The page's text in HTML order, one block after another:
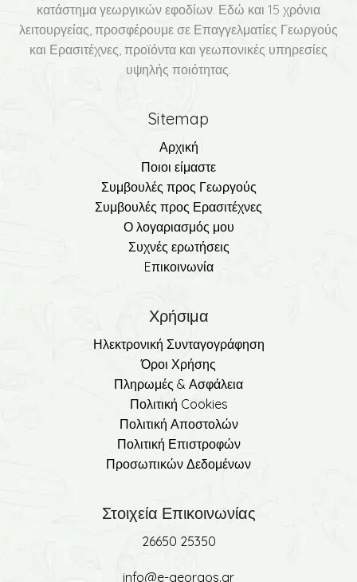
κατάστημα γεωργικών εφοδίων. Εδώ και 15 χρόνια
λειτουργείας, προσφέρουμε σε Επαγγελματίες Γεωργούς
και Ερασιτέχνες, προϊόντα και γεωπονικές υπηρεσίες
υψηλής ποιότητας.
Sitemap
Αρχική
Ποιοι είμαστε
Συμβουλές προς Γεωργούς
Συμβουλές προς Ερασιτέχνες
Ο λογαριασμός μου
Συχνές ερωτήσεις
Eπικοινωνία
Χρήσιμα
Ηλεκτρονική Συνταγογράφηση
Όροι Χρήσης
Πληρωμές & Ασφάλεια
Πολιτική Cookies
Πολιτική Αποστολών
Πολιτική Επιστροφών
Προσωπικών Δεδομένων
Στοιχεία Επικοινωνίας
26650 25350
info@e-georgos.gr